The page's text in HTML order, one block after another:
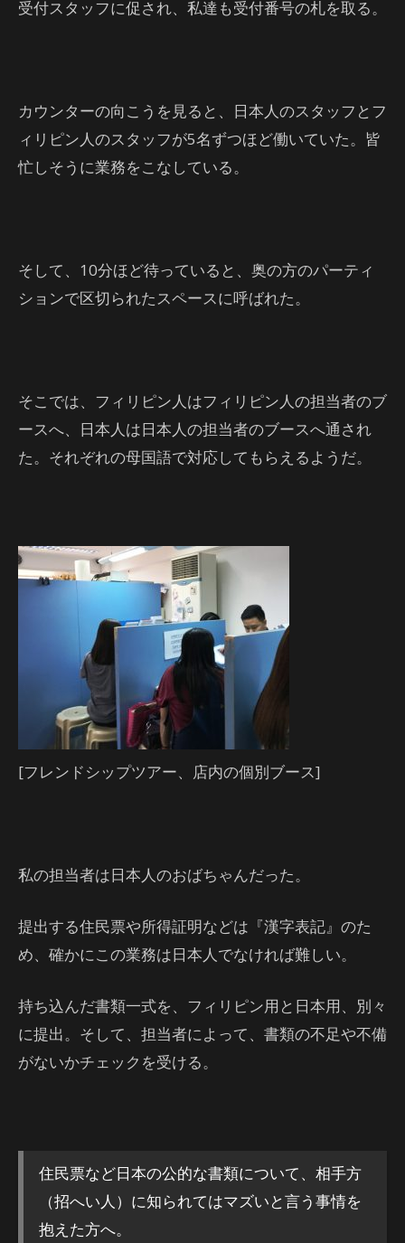
受付スタッフに促され、私達も受付番号の札を取る。
カウンターの向こうを見ると、日本人のスタッフとフ
ィリピン人のスタッフが5名ずつほど働いていた。皆
忙しそうに業務をこなしている。
そして、10分ほど待っていると、奥の方のパーティ
ションで区切られたスペースに呼ばれた。
そこでは、フィリピン人はフィリピン人の担当者のブ
ースへ、日本人は日本人の担当者のブースへ通され
た。それぞれの母国語で対応してもらえるようだ。
[フレンドシップツアー、店内の個別ブース]
私の担当者は日本人のおばちゃんだった。
提出する住民票や所得証明などは『漢字表記』のた
め、確かにこの業務は日本人でなければ難しい。
持ち込んだ書類一式を、フィリピン用と日本用、別々
に提出。そして、担当者によって、書類の不足や不備
がないかチェックを受ける。
住民票など日本の公的な書類について、相手方
（招へい人）に知られてはマズいと言う事情を
抱えた方へ。